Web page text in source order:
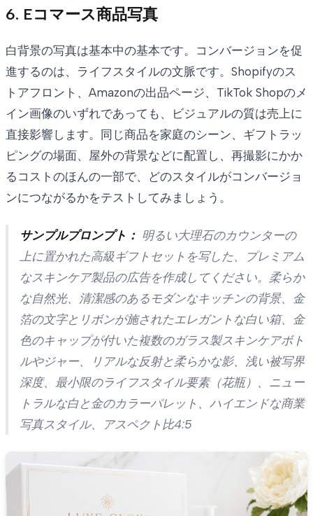
6. Eコマース商品写真
白背景の写真は基本中の基本です。コンバージョンを促
進するのは、ライフスタイルの文脈です。Shopifyのス
トアフロント、Amazonの出品ページ、TikTok Shopのメ
イン画像のいずれであっても、ビジュアルの質は売上に
直接影響します。同じ商品を家庭のシーン、ギフトラッ
ピングの場面、屋外の背景などに配置し、再撮影にかか
るコストのほんの一部で、どのスタイルがコンバージョ
ンにつながるかをテストしてみましょう。
サンプルプロンプト： 明るい大理石のカウンターの
上に置かれた高級ギフトセットを写した、プレミアム
なスキンケア製品の広告を作成してください。柔らか
な自然光、清潔感のあるモダンなキッチンの背景、金
箔の文字とリボンが施されたエレガントな白い箱、金
色のキャップが付いた複数のガラス製スキンケアボト
ルやジャー、リアルな反射と柔らかな影、浅い被写界
深度、最小限のライフスタイル要素（花瓶）、ニュー
トラルな白と金のカラーパレット、ハイエンドな商業
写真スタイル、アスペクト比4:5